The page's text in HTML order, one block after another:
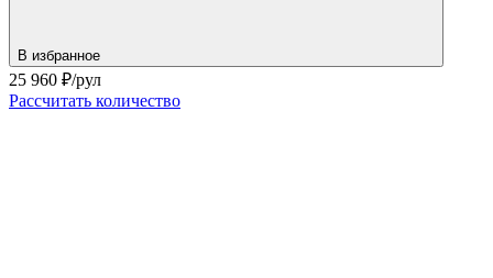
В избранное
25 960 ₽/рул
Рассчитать количество